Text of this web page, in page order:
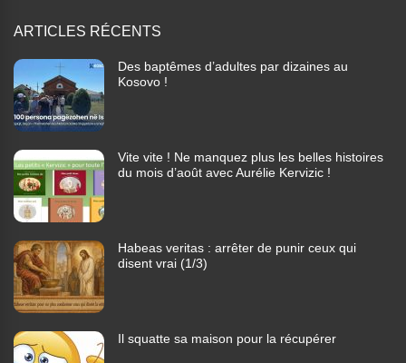
ARTICLES RÉCENTS
Des baptêmes d’adultes par dizaines au
Kosovo !
Vite vite ! Ne manquez plus les belles histoires
du mois d’août avec Aurélie Kervizic !
Habeas veritas : arrêter de punir ceux qui
disent vrai (1/3)
Il squatte sa maison pour la récupérer